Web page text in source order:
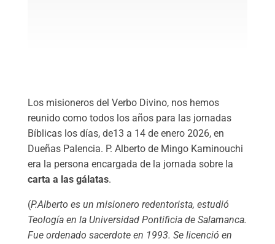
Los misioneros del Verbo Divino, nos hemos
reunido como todos los años para las jornadas
Bíblicas los días, de13 a 14 de enero 2026, en
Dueñas Palencia. P. Alberto de Mingo Kaminouchi
era la persona encargada de la jornada sobre la
carta a las gálatas.
(P.Alberto es un misionero redentorista, estudió
Teología en la Universidad Pontificia de Salamanca.
Fue ordenado sacerdote en 1993. Se licenció en